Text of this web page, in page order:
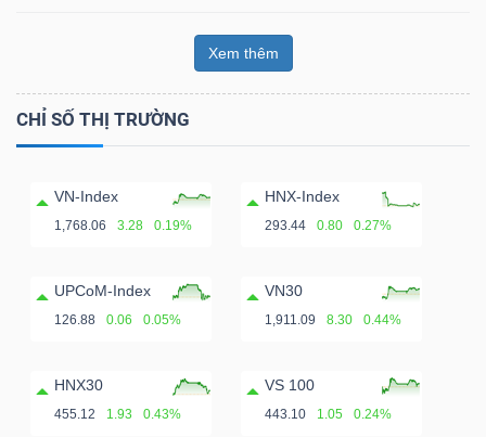
Xem thêm
CHỈ SỐ THỊ TRƯỜNG
VN-Index
1,768.06 3.28 0.19%
HNX-Index
293.44 0.80 0.27%
UPCoM-Index
126.88 0.06 0.05%
VN30
1,911.09 8.30 0.44%
HNX30
455.12 1.93 0.43%
VS 100
443.10 1.05 0.24%